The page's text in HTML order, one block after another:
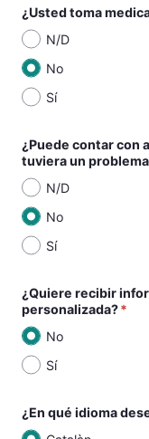
¿Usted toma
N/D
No
Sí
¿Puede contar con
tuviera un
N/D
No
Sí
¿Quiere recibir
personalizada?
No
Sí
¿En qué idioma